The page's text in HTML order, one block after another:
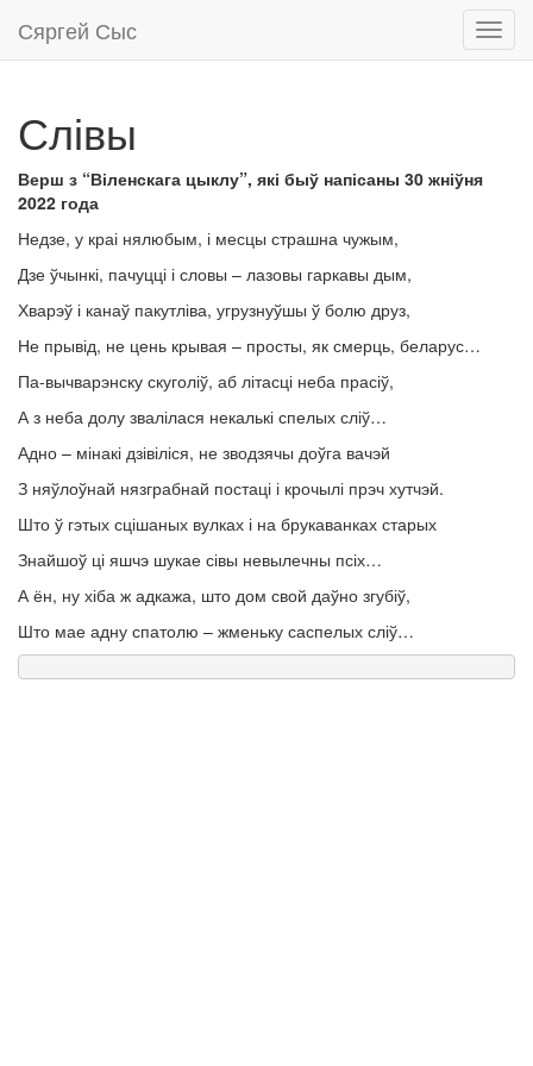
Сяргей Сыс
Слівы
Верш з “Віленскага цыклу”, які быў напісаны 30 жніўня
2022 года
Недзе, у краі нялюбым, і месцы страшна чужым,
Дзе ўчынкі, пачуцці і словы – лазовы гаркавы дым,
Хварэў і канаў пакутліва, угрузнуўшы ў болю друз,
Не прывід, не цень крывая – просты, як смерць, беларус…
Па-вычварэнску скуголіў, аб літасці неба прасіў,
А з неба долу звалілася некалькі спелых сліў…
Адно – мінакі дзівіліся, не зводзячы доўга вачэй
З няўлоўнай нязграбнай постаці і крочылі прэч хутчэй.
Што ў гэтых сцішаных вулках і на брукаванках старых
Знайшоў ці яшчэ шукае сівы невылечны псіх…
А ён, ну хіба ж адкажа, што дом свой даўно згубіў,
Што мае адну спатолю – жменьку саспелых сліў…